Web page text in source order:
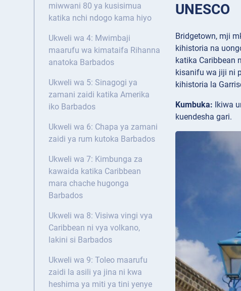
miwwani 80 ya kusisimua
katika nchi ndogo kama hiyo
Ukweli wa 4: Mwimbaji
maarufu wa kimataifa Rihanna
anatoka Barbados
Ukweli wa 5: Sinagogi ya
zamani zaidi katika Amerika
iko Barbados
Ukweli wa 6: Chapa ya zamani
zaidi ya rum kutoka Barbados
Ukweli wa 7: Kimbunga za
kawaida katika Caribbean
mara chache hugonga
Barbados
Ukweli wa 8: Visiwa vingi vya
Caribbean ni vya volkano,
lakini si Barbados
Ukweli wa 9: Toleo maarufu
zaidi la asili ya jina ni kwa
heshima ya miti ya tini yenye
UNESCO
Bridgetown, mji
kihistoria na
katika Caribbean
kisanifu wa jiji ni
kihistoria la
Kumbuka: Ikiwa
kuendesha gari.